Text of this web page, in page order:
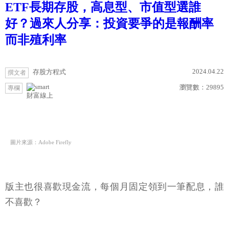
ETF長期存股，高息型、市值型選誰
好？過來人分享：投資要爭的是報酬率
而非殖利率
撰文者 存股方程式 2024.04.22
專欄
財富線上
瀏覽數： 29895
圖片來源：Adobe Firefly
版主也很喜歡現金流，每個月固定領到一筆配息，誰
不喜歡？